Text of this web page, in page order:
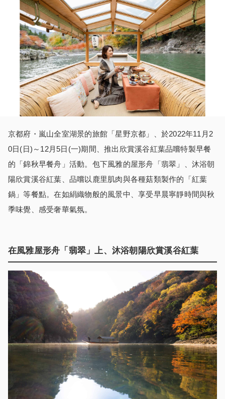
京都府・嵐山全室湖景的旅館「星野京都」、於2022年11月2
0日(日)～12月5日(一)期間、推出欣賞溪谷紅葉品嚐特製早餐
的「錦秋早餐舟」活動。包下風雅的屋形舟「翡翠」、沐浴朝
陽欣賞溪谷紅葉、品嚐以鹿里肌肉與各種菇類製作的「紅葉
鍋」等餐點。在如絹織物般的風景中、享受早晨寧靜時間與秋
季味覺、感受奢華氣氛。
在風雅屋形舟「翡翠」上、沐浴朝陽欣賞溪谷紅葉